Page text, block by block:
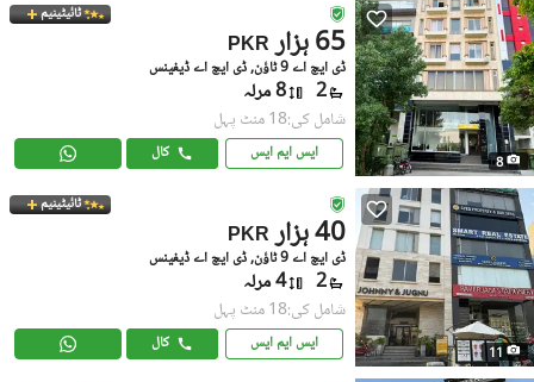
8
ٹائیٹینیم
PKR 65 ہزار
ڈی ایچ اے 9 ٹاؤن, ڈی ایچ اے ڈیفینس
2 8 مرلہ
شامل کی:18 منٹ پہل
ایس ایم ایس کال
11
ٹائیٹینیم
PKR 40 ہزار
ڈی ایچ اے 9 ٹاؤن, ڈی ایچ اے ڈیفینس
2 4 مرلہ
شامل کی:18 منٹ پہل
ایس ایم ایس کال